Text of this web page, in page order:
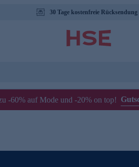
30 Tage kostenfreie Rücksendung
-60% auf Mode und -20% on top!